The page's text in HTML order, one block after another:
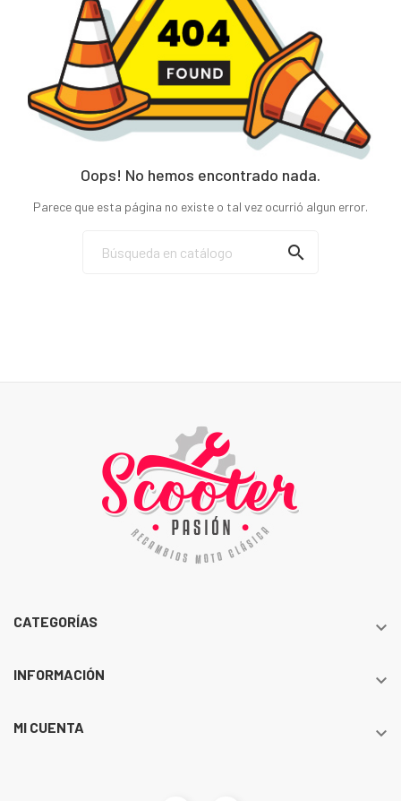
Oops! No hemos encontrado nada.
Parece que esta página no existe o tal vez ocurrió algun error.

CATEGORÍAS 
INFORMACIÓN 
MI CUENTA 